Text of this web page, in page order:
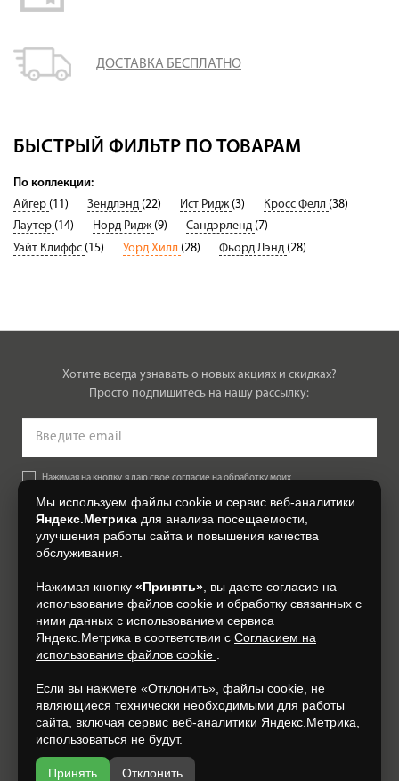
ДОСТАВКА БЕСПЛАТНО
БЫСТРЫЙ ФИЛЬТР ПО ТОВАРАМ
По коллекции:
Айгер (11) Зендлэнд (22) Ист Ридж (3) Кросс Фелл (38)
Лаутер (14) Норд Ридж (9) Сандэрленд (7)
Уайт Клиффс (15) Уорд Хилл (28) Фьорд Лэнд (28)
Хотите всегда узнавать о новых акциях и скидках?
Просто подпишитесь на нашу рассылку:
Нажимая на кнопку, я даю свое согласие на обработку моих
Согласии на обработку персональных данных.
+7 (4812) 548-777
Разработка и продвижение —
Мы используем файлы cookie и сервис веб-аналитики
Яндекс.Метрика для анализа посещаемости,
улучшения работы сайта и повышения качества
обслуживания.
Нажимая кнопку «Принять» , вы даете согласие на
использование файлов cookie и обработку связанных с
ними данных с использованием сервиса
Яндекс.Метрика в соответствии с Согласием на
использование файлов cookie
Если вы нажмете «Отклонить», файлы cookie, не
являющиеся технически необходимыми для работы
сайта, включая сервис веб-аналитики Яндекс.Метрика,
использоваться не будут.
Принять Отклонить